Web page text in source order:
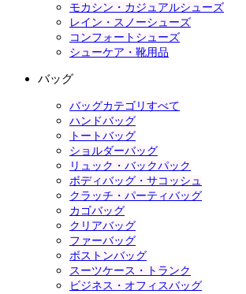
モカシン・カジュアルシューズ
レイン・スノーシューズ
コンフォートシューズ
シューケア・靴用品
バッグ
バッグカテゴリすべて
ハンドバッグ
トートバッグ
ショルダーバッグ
リュック・バックパック
ボディバッグ・サコッシュ
クラッチ・パーティバッグ
カゴバッグ
クリアバッグ
ファーバッグ
ボストンバッグ
スーツケース・トランク
ビジネス・オフィスバッグ